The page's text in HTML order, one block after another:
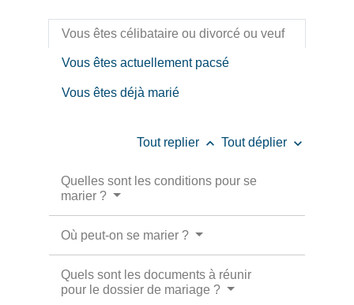
Vous êtes célibataire ou divorcé ou veuf
Vous êtes actuellement pacsé
Vous êtes déjà marié
Tout replier keyboard_arrow_up Tout déplier keyboard_arrow_down
Quelles sont les conditions pour se
marier ?
Où peut-on se marier ?
Quels sont les documents à réunir
pour le dossier de mariage ?